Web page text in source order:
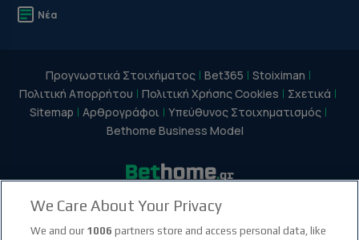
Νέα
Προγνωστικά Στοιχήματος Bet365
Stoiximan
Πολιτική Απορρήτου
Πολιτική Χρήσης Cookies
Σχετικά
Sitemap
Αρθρογράφοι
Υπεύθυνος Στοιχηματισμός
Bethome Business Model
instagram social link
youtube social link
tiktok social link
twitter social link
We Care About Your Privacy
We and our 1006 partners store and access personal data, like